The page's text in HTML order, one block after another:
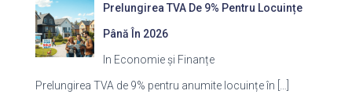
Prelungirea TVA De 9% Pentru Locuințe
Până În 2026
In Economie și Finanțe
Prelungirea TVA de 9% pentru anumite locuințe în